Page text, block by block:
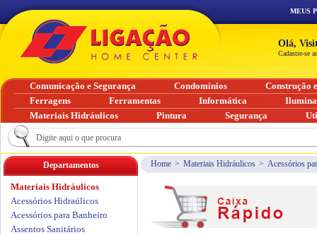
Home > Materiais Hidráulicos > Acessórios
Departamentos
Materiais Hidráulicos
Acessórios Hidraúlicos
Acessórios para Banheiro
Assentos Sanitários
MEUS
Olá,
Cadastre-se
Comunicação e Segurança Condomínios
Construção
Ferragens
Ferramentas Informática
Materiais Hidráulicos
Pintura Segurança